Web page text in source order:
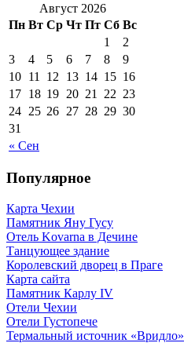
Август 2026
Пн Вт Ср Чт Пт Сб Вс
« Сен
1
2
3
4 5 6 7 8
9
10 11 12 13 14 15 16
17 18 19 20 21 22 23
24 25 26 27 28 29 30
31
Популярное
Карта Чехии
Памятник Яну Гусу
Отель Kovarna в Дечине
Танцующее здание
Королевский дворец в Праге
Карта сайта
Памятник Карлу IV
Отели Чехии
Отели Густопече
Термальный источник «Вридло»